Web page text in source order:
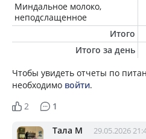
Миндальное молоко,
неподслащенное
Итого
Итого за день
Чтобы увидеть отчеты по
необходимо войти.
2
1
Тала М 29.05.2026